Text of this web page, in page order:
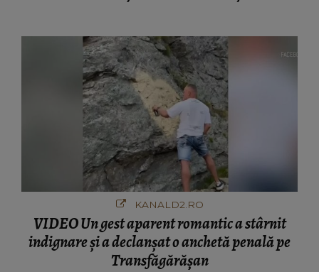
KANALD2.RO
VIDEO Un gest aparent romantic a stârnit
indignare și a declanșat o anchetă penală pe
Transfăgărășan